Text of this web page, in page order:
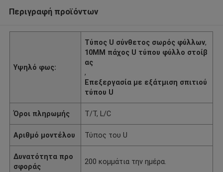
Περιγραφή προϊόντων
Υψηλό φως:
Τύπος U σύνθετος σωρός φύλλων,
10MM πάχος U τύπου φύλλο στοίβ
ας
,
Επεξεργασία με εξάτμιση σπιτιού
τύπου U
Όροι πληρωμής T/T, L/C
Αριθμό μοντέλου Τύπος του U
Δυνατότητα προ
σφοράς
200 κομμάτια την ημέρα.